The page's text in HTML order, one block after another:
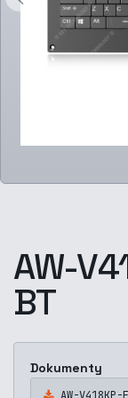
AW-
BT
Dokumenty